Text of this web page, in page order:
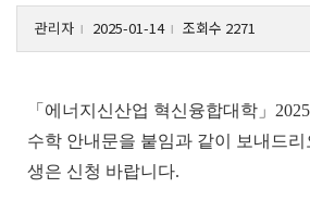
관리자 l 2025-01-14 l 조회수 2271
「에너지신산업 혁신융합대학」
수학 안내문을 붙임과 같이 보내드
생은 신청 바랍니다.